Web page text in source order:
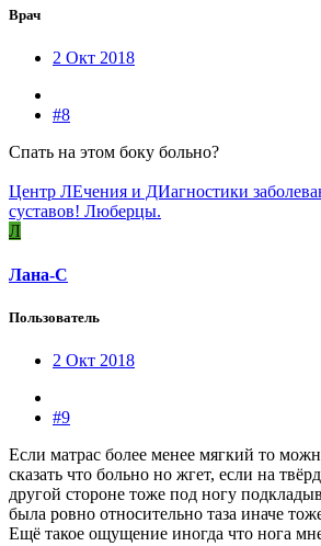
Врач
2 Окт 2018
#8
Спать на этом боку больно?
Центр ЛЕчения и ДИагностики
суставов! Люберцы.
Л
Лана-С
Пользователь
2 Окт 2018
#9
Если матрас более менее мягкий то
сказать что больно но жгет, если на
другой стороне тоже под ногу
была ровно относительно таза иначе
Ещё такое ощущение иногда что нога